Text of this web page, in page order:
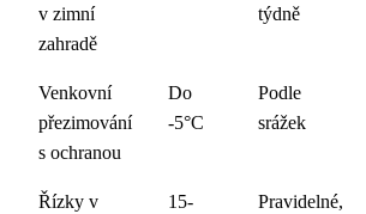
v zimní
zahradě
týdně
Venkovní
přezimování
s ochranou
Do
-5°C
Podle
srážek
Řízky v
15-
Pravidelné,